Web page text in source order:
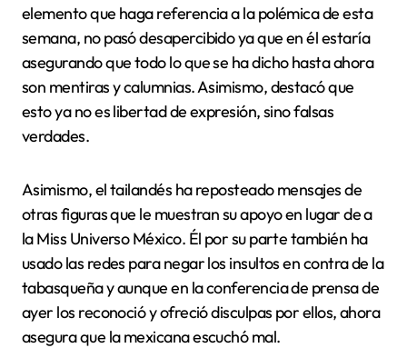
elemento que haga referencia a la polémica de esta
semana, no pasó desapercibido ya que en él estaría
asegurando que todo lo que se ha dicho hasta ahora
son mentiras y calumnias. Asimismo, destacó que
esto ya no es libertad de expresión, sino falsas
verdades.
Asimismo, el tailandés ha reposteado mensajes de
otras figuras que le muestran su apoyo en lugar de a
la Miss Universo México. Él por su parte también ha
usado las redes para negar los insultos en contra de la
tabasqueña y aunque en la conferencia de prensa de
ayer los reconoció y ofreció disculpas por ellos, ahora
asegura que la mexicana escuchó mal.